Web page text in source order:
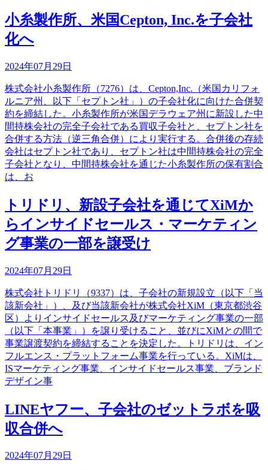
小糸製作所、米国Cepton, Inc.を子会社
化へ
2024年07月29日
株式会社小糸製作所（7276）は、Cepton,Inc.（米国カリフォ
ルニア州、以下「セプトン社」）の子会社化に向けた合併契
約を締結した。小糸製作所が米国デラウェア州に新設した中
間持株会社の完全子会社である買収子会社と、セプトン社を
合併する方法（逆三角合併）により実行する。合併後の存続
会社はセプトン社であり、セプトン社は中間持株会社の完全
子会社となり、中間持株会社を通じた小糸製作所の保有割合
は、お
トリドリ、新設子会社を通じてXiMか
らインサイドセールス・マーケティン
グ事業の一部を譲受け
2024年07月29日
株式会社トリドリ（9337）は、子会社の新規設立（以下「当
該新会社」）、及び当該新会社が株式会社XiM（東京都渋谷
区）よりインサイドセールス及びマーケティング事業の一部
（以下「本事業」）を譲り受けること、並びにXiMとの間で
事業譲渡契約を締結することを決定した。トリドリは、イン
フルエンス・プラットフォーム事業を行っている。XiMは、
ISマーケティング事業、インサイドセールス事業、ブランド
デザイン事
LINEヤフー、子会社のゼットラボを吸
収合併へ
2024年07月29日